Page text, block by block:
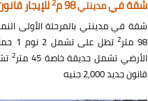
شقة فيمدينتي98 م للإيجار قانون
شقة في مدينتي بالمرحلة الأولى
98 متر
2
الأرضي تشمل حديقة خاصة 45 متر
2
قانون جديد 2,000 جنيه